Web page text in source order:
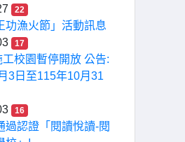
22
功漁火節」活動訊息
17
工校園暫停開放 公告:
3日至115年10月31
16
過認證「閱讀悅讀-閱